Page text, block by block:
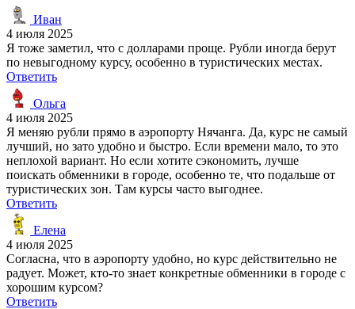
Иван
4 июля 2025
Я тоже заметил, что с долларами проще. Рубли иногда берут
по невыгодному курсу, особенно в туристических местах.
Ответить
Ольга
4 июля 2025
Я меняю рубли прямо в аэропорту Нячанга. Да, курс не самый
лучший, но зато удобно и быстро. Если времени мало, то это
неплохой вариант. Но если хотите сэкономить, лучше
поискать обменники в городе, особенно те, что подальше от
туристических зон. Там курсы часто выгоднее.
Ответить
Елена
4 июля 2025
Согласна, что в аэропорту удобно, но курс действительно не
радует. Может, кто-то знает конкретные обменники в городе с
хорошим курсом?
Ответить